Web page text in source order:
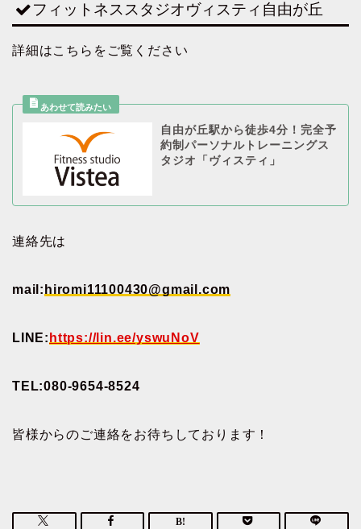
フィットネススタジオヴィスティ自由が丘
詳細はこちらをご覧ください
自由が丘駅から徒歩4分！完全予
約制パーソナルトレーニングス
タジオ「ヴィスティ」
連絡先は
mail: hiromi11100430@gmail.com
LINE: https://lin.ee/yswuNoV
TEL:080-9654-8524
皆様からのご連絡をお待ちしております！